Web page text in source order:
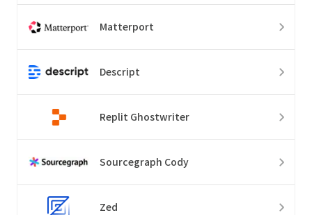
Matterport
Descript
Replit Ghostwriter
Sourcegraph Cody
Zed